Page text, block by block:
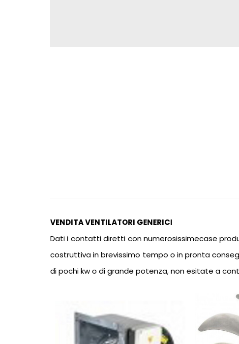
VENDITA VENTILATORI GENERICI
Dati i contatti diretti con numerosissimecase
costruttiva in brevissimo tempo o in pronta
di pochi kw o di grande potenza, non esitate a